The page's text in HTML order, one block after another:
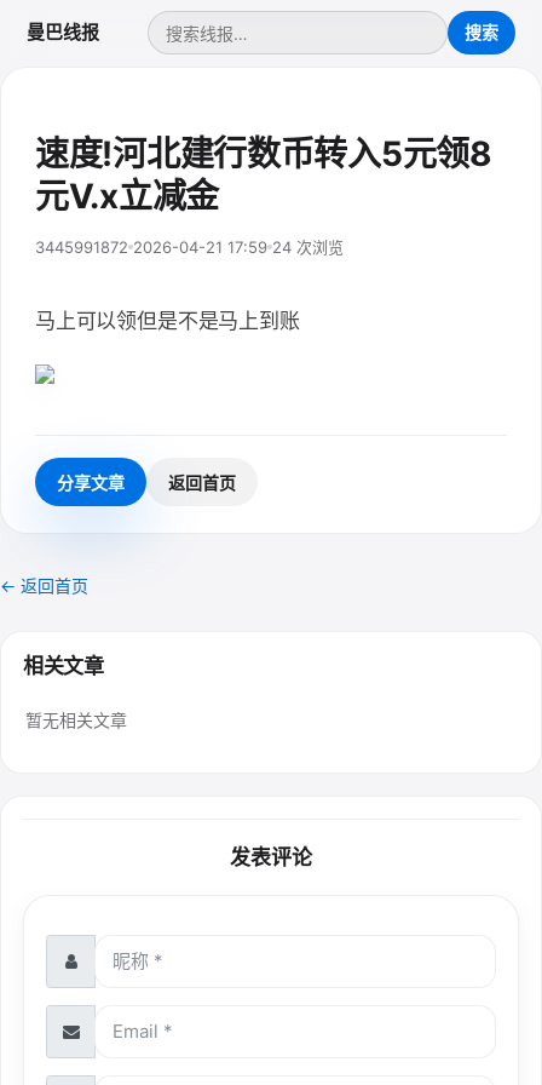
曼巴线报
速度!河北建行数币转入5元领8
元V.x立减金
3445991872 2026-04-21 17:59 24 次浏览
马上可以领但是不是马上到账
分享文章 返回首页
← 返回首页
相关文章
暂无相关文章
发表评论